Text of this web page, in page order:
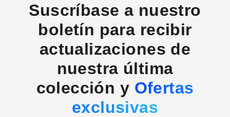
Suscríbase a nuestro
boletín para recibir
actualizaciones de
nuestra última
colección y Ofertas
exclusivas